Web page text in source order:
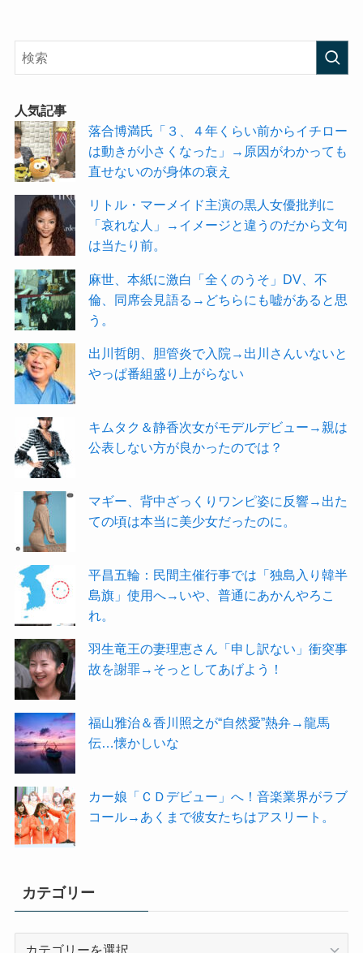
人気記事
落合博満氏「３、４年くらい前からイチロー
は動きが小さくなった」→原因がわかっても
直せないのが身体の衰え
リトル・マーメイド主演の黒人女優批判に
「哀れな人」→イメージと違うのだから文句
は当たり前。
麻世、本紙に激白「全くのうそ」DV、不
倫、同席会見語る→どちらにも嘘があると思
う。
出川哲朗、胆管炎で入院→出川さんいないと
やっぱ番組盛り上がらない
キムタク＆静香次女がモデルデビュー→親は
公表しない方が良かったのでは？
マギー、背中ざっくりワンピ姿に反響→出た
ての頃は本当に美少女だったのに。
平昌五輪：民間主催行事では「独島入り韓半
島旗」使用へ→いや、普通にあかんやろこ
れ。
羽生竜王の妻理恵さん「申し訳ない」衝突事
故を謝罪→そっとしてあげよう！
福山雅治＆香川照之が“自然愛”熱弁→龍馬
伝…懐かしいな
カー娘「ＣＤデビュー」へ！音楽業界がラブ
コール→あくまで彼女たちはアスリート。
カテゴリー